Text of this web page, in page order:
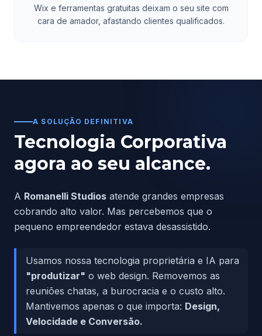
Wix e ferramentas gratuitas deixam o seu site com
cara de amador, afastando clientes qualificados.
A SOLUÇÃO DEFINITIVA
Tecnologia Corporativa
agora ao seu alcance.
A Romanelli Studios atende grandes empresas
cobrando alto valor. Mas percebemos que o
pequeno empreendedor estava desassistido.
Usamos nossa tecnologia proprietária e IA para
"produtizar" o web design. Removemos as
reuniões chatas, a burocracia e o custo alto.
Mantivemos apenas o que importa: Design,
Velocidade e Conversão.